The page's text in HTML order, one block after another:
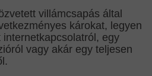
villámcsapás által
károkat, legyen
egy
vagy akár egy teljesen